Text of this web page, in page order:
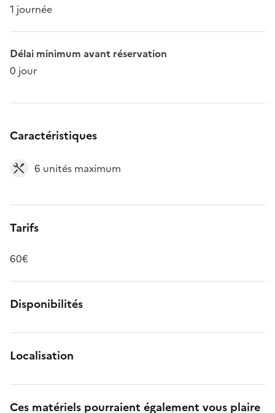
1 journée
Délai minimum avant réservation
0 jour
Caractéristiques
6 unités maximum
Tarifs
60€
Disponibilités
Localisation
Ces matériels pourraient également vous plaire